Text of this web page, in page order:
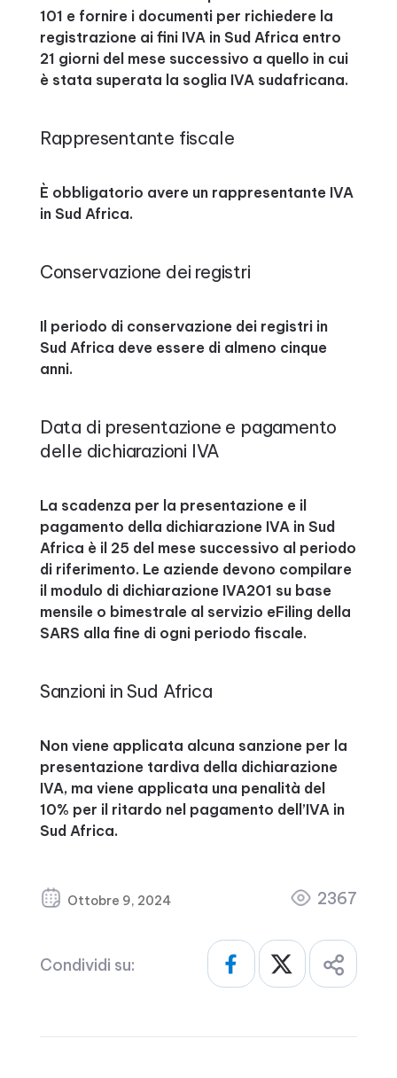
101 e fornire i documenti per richiedere la
registrazione ai fini IVA in Sud Africa entro
21 giorni del mese successivo a quello in cui
è stata superata la soglia IVA sudafricana.
Rappresentante fiscale
È obbligatorio avere un rappresentante IVA
in Sud Africa.
Conservazione dei registri
Il periodo di conservazione dei registri in
Sud Africa deve essere di almeno cinque
anni.
Data di presentazione e pagamento
delle dichiarazioni IVA
La scadenza per la presentazione e il
pagamento della dichiarazione IVA in Sud
Africa è il 25 del mese successivo al periodo
di riferimento. Le aziende devono compilare
il modulo di dichiarazione IVA201 su base
mensile o bimestrale al servizio eFiling della
SARS alla fine di ogni periodo fiscale.
Sanzioni in Sud Africa
Non viene applicata alcuna sanzione per la
presentazione tardiva della dichiarazione
IVA, ma viene applicata una penalità del
10% per il ritardo nel pagamento dell’IVA in
Sud Africa.
Ottobre 9, 2024 2367
Condividi su: